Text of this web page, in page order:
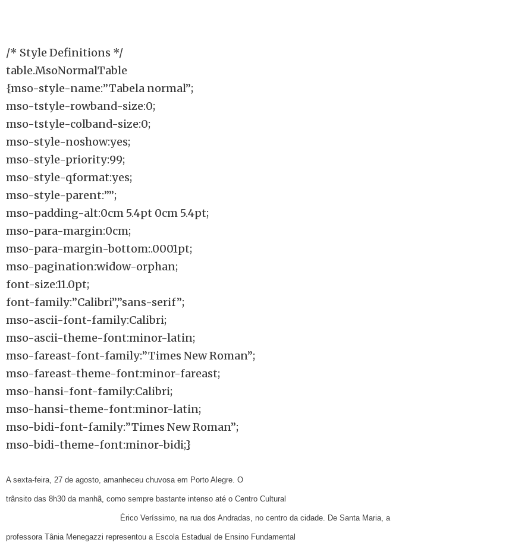
/* Style Definitions */
table.MsoNormalTable
{mso-style-name:”Tabela normal”;
mso-tstyle-rowband-size:0;
mso-tstyle-colband-size:0;
mso-style-noshow:yes;
mso-style-priority:99;
mso-style-qformat:yes;
mso-style-parent:””;
mso-padding-alt:0cm 5.4pt 0cm 5.4pt;
mso-para-margin:0cm;
mso-para-margin-bottom:.0001pt;
mso-pagination:widow-orphan;
font-size:11.0pt;
font-family:”Calibri”,”sans-serif”;
mso-ascii-font-family:Calibri;
mso-ascii-theme-font:minor-latin;
mso-fareast-font-family:”Times New Roman”;
mso-fareast-theme-font:minor-fareast;
mso-hansi-font-family:Calibri;
mso-hansi-theme-font:minor-latin;
mso-bidi-font-family:”Times New Roman”;
mso-bidi-theme-font:minor-bidi;}
A sexta-feira, 27 de agosto, amanheceu chuvosa em Porto Alegre. O
trânsito das 8h30 da manhã, como sempre bastante intenso até o Centro Cultural
Érico Veríssimo, na rua dos Andradas, no centro da cidade. De Santa Maria, a
professora Tânia Menegazzi representou a Escola Estadual de Ensino Fundamental